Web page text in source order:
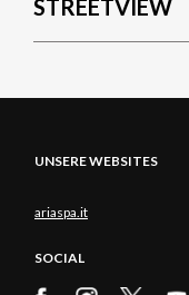
STREETVIEW
UNSERE WEBSITES
ariaspa.it
SOCIAL